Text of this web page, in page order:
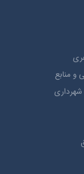
و منابع